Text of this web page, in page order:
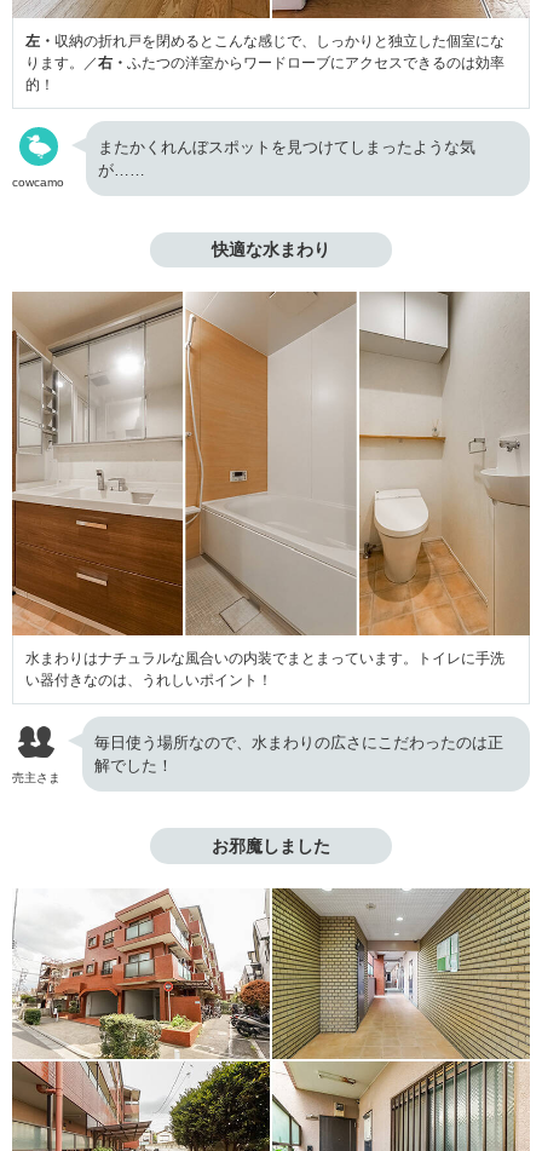
左・ 収納の折れ戸を閉めるとこんな感じで、しっかりと独立した個室にな
ります。／右・ ふたつの洋室からワードローブにアクセスできるのは効率
的！
cowcamo
またかくれんぼスポットを見つけてしまったような気
が……
快適な水まわり
水まわりはナチュラルな風合いの内装でまとまっています。トイレに手洗
い器付きなのは、うれしいポイント！
売主さま
毎日使う場所なので、水まわりの広さにこだわったのは正
解でした！
お邪魔しました